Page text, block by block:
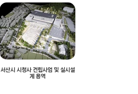
서산시 시청사 건립사업 및 실시설
계 용역